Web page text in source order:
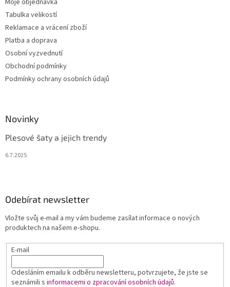
Tabulka velikostí
Reklamace a vrácení zboží
Platba a doprava
Osobní vyzvednutí
Obchodní podmínky
Podmínky ochrany osobních údajů
Novinky
Plesové šaty a jejich trendy
6.7.2025
Odebírat newsletter
Vložte svůj e-mail a my vám budeme zasílat informace o nových
produktech na našem e-shopu.
E-mail
Odesláním emailu k odběru newsletteru, potvrzujete, že jste se
seznámili s informacemi o zpracování osobních údajů.